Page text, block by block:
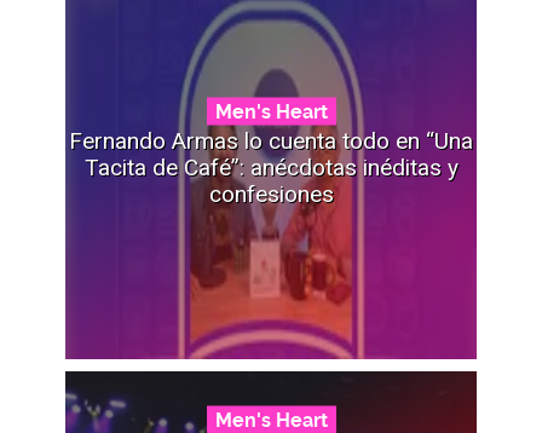
Men's Heart
Fernando Armas lo cuenta todo en “Una
Tacita de Café”: anécdotas inéditas y
confesiones
Men's Heart